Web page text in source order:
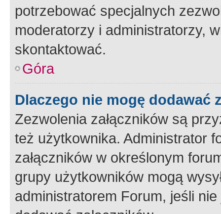
potrzebować specjalnych
moderatorzy i administratorzy,
skontaktować.
Góra
Dlaczego nie mogę dodawać
Zezwolenia załączników są
też użytkownika. Administrator
załączników w określonym
grupy użytkowników mogą
administratorem Forum, jeśli